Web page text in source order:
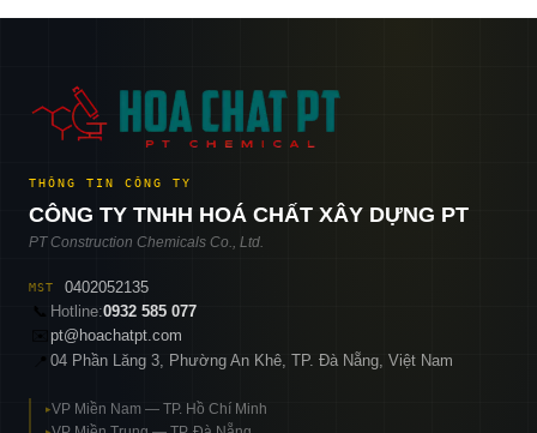
THÔNG TIN CÔNG TY
CÔNG TY TNHH HOÁ CHẤT XÂY DỰNG PT
PT Construction Chemicals Co., Ltd.
MST
0402052135
📞 Hotline:0932 585 077
pt@hoachatpt.com
04 Phần Lăng 3, Phường An Khê, TP. Đà Nẵng, Việt Nam
▸VP Miền Nam — TP. Hồ Chí Minh